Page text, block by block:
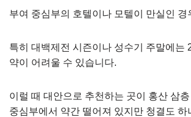
부여 중심부의 호텔이나 모텔이 만실인 경
특히 대백제전 시즌이나 성수기 주말에는
약이 어려울 수 있습니다.
이럴 때 대안으로 추천하는 곳이 홍산 삼
중심부에서 약간 떨어져 있지만 청결도 하